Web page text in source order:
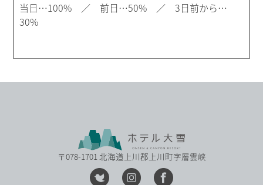
当日…100% ／ 前日…50% ／ 3日前から…
30%
〒078-1701 北海道上川郡上川町字層雲峡